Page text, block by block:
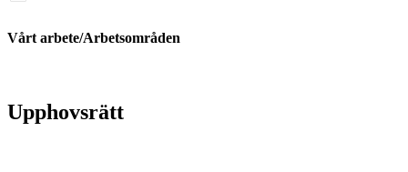
Vårt arbete/Arbetsområden
Upphovsrätt